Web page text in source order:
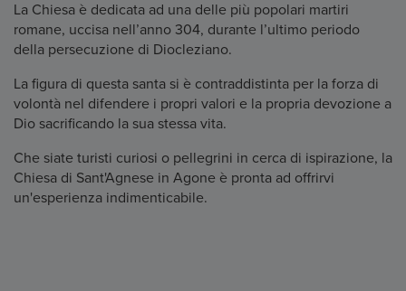
La Chiesa è dedicata ad una delle più popolari martiri
romane, uccisa nell’anno 304, durante l’ultimo periodo
della persecuzione di Diocleziano.
La figura di questa santa si è contraddistinta per la forza di
volontà nel difendere i propri valori e la propria devozione a
Dio sacrificando la sua stessa vita.
Che siate turisti curiosi o pellegrini in cerca di ispirazione, la
Chiesa di Sant'Agnese in Agone è pronta ad offrirvi
un'esperienza indimenticabile.